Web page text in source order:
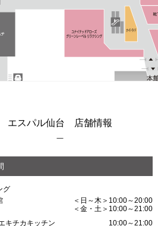
エスパル仙台 店舗情報
グ
＜日～木＞10:00～20:00
＜金・土＞10:00～21:00
キチカキッチン
10:00～21:00